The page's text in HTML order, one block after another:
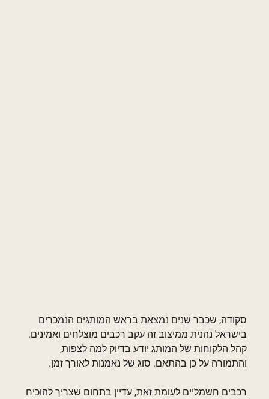
סקודה, שכבר שנים נמצאת בראש המותגים הנמכרים
בישראל נהנית ממיצוב זה עקב רכבים מוצלחים ואמינים.
קהל הלקוחות של המותג יודע בדיוק למה לצפות,
והתמורה על כן בהתאם. סוג של נאמנות לאורך זמן.
רכבים חשמליים לעומת זאת, עדיין בתחום שצריך להוכיח